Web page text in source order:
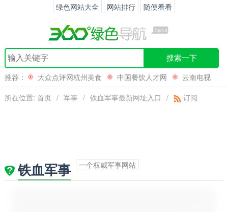
绿色网站大全 网站排行 随便看看
搜索一下
推荐： 大众点评网杭州美食 中国餐饮人才网
云南电视
所在位置: 首页 / 军事 / 铁血军事最新网址入口 / 订阅
铁血军事 一个权威军事网站